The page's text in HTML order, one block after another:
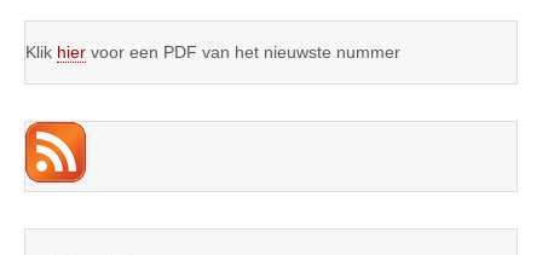
Klik hier voor een PDF van het nieuwste nummer